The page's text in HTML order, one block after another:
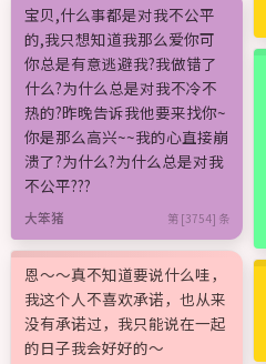
宝贝,什么事都是对我不公平
的,我只想知道我那么爱你可
你总是有意逃避我?我做错了
什么?为什么总是对我不冷不
热的?昨晚告诉我他要来找你~
你是那么高兴~~我的心直接崩
溃了?为什么?为什么总是对我
不公平???
大笨猪 第 [3754] 条
恩～～真不知道要说什么哇，
我这个人不喜欢承诺，也从来
没有承诺过，我只能说在一起
的日子我会好好的～